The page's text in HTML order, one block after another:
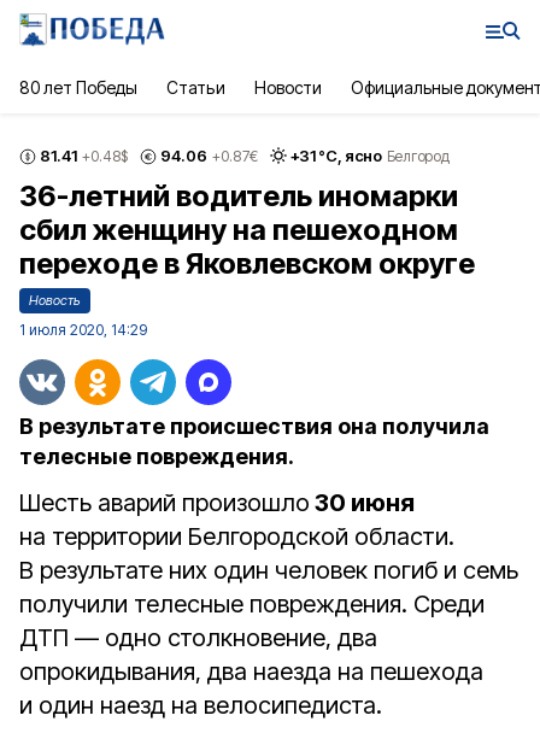
80 лет Победы Статьи Новости Официальные
81.41 +0.48$ 94.06 +0.87€ +31°С, ясно Белгород
36-летний водитель иномарки
сбил женщину на пешеходном
переходе в Яковлевском округе
Новость
1 июля 2020, 14:29
В результате происшествия она получила
телесные повреждения.
Шесть аварий произошло 30 июня
на территории Белгородской области.
В результате них один человек погиб и семь
получили телесные повреждения. Среди
ДТП — одно столкновение, два
опрокидывания, два наезда на пешехода
и один наезд на велосипедиста.